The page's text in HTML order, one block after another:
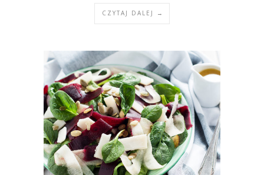
CZYTAJ DALEJ →